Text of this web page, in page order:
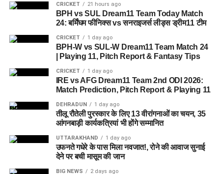
देहरादून पुलिस
को ये भी जानकारी मिली है कि वो कई होटलों में ठहरने के
बाद भुगतान किए बिना चला जाता था और होटल कर्मचारियों व सुरक्षा
कर्मियों के साथ भी कथित तौर पर धोखाधड़ी करता था।
पुलिस द्वारा की गई तलाशी में आरोपी के पास से सेना की वर्दी, बैज, कैप और
वॉकी-टॉकी बरामद किए गए हैं। शुरुआती जांच के अनुसार, इन वस्तुओं का
CRICKET 21 hours ago
BPH vs SUL Dream11 Team Today Match
24: बर्मिंघम फीनिक्स vs सनराइजर्स लीड्स ड्रीम11 टीम
CRICKET 1 day ago
BPH-W vs SUL-W Dream11 Team Match 24
| Playing 11, Pitch Report & Fantasy Tips
CRICKET 1 day ago
IRE vs AFG Dream11 Team 2nd ODI 2026:
Match Prediction, Pitch Report & Playing 11
DEHRADUN 1 day ago
तीलू रौतेली पुरस्कार के लिए 13 वीरांगनाओं का चयन, 35
आंगनबाड़ी कार्यकत्रियां भी होंगे सम्मानित
UTTARAKHAND 1 day ago
उफनते गधेरे के पास मिला नवजात!, रोने की आवाज सुनाई
देने पर बची मासूम की जान
BIG NEWS 2 days ago